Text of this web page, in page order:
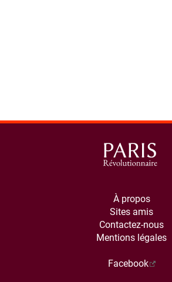
À propos
Sites amis
Contactez-nous
Mentions légales
Facebook